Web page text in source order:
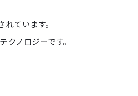
ています。
ノロジーです。